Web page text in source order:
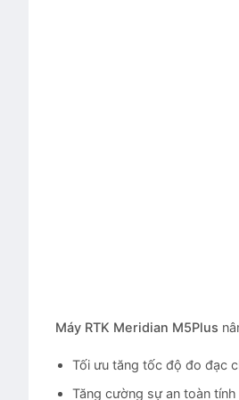
Máy RTK Meridian M5Plus
Tối ưu tăng tốc độ đo đạc
Tăng cường sự an toàn